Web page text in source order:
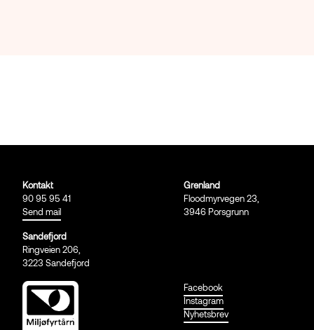
Kontakt
90 95 95 41
Send mail
Grenland
Floodmyrvegen 23,
3946 Porsgrunn
Sandefjord
Ringveien 206,
3223 Sandefjord
Facebook
Instagram
Nyhetsbrev